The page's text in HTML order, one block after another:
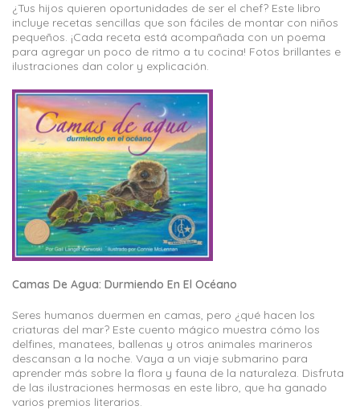
¿Tus hijos quieren oportunidades de ser el chef? Este libro
incluye recetas sencillas que son fáciles de montar con niños
pequeños. ¡Cada receta está acompañada con un poema
para agregar un poco de ritmo a tu cocina! Fotos brillantes e
ilustraciones dan color y explicación.
Camas De Agua: Durmiendo En El Océano
Seres humanos duermen en camas, pero ¿qué hacen los
criaturas del mar? Este cuento mágico muestra cómo los
delfines, manatees, ballenas y otros animales marineros
descansan a la noche. Vaya a un viaje submarino para
aprender más sobre la flora y fauna de la naturaleza. Disfruta
de las ilustraciones hermosas en este libro, que ha ganado
varios premios literarios.